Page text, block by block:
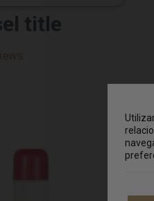
title